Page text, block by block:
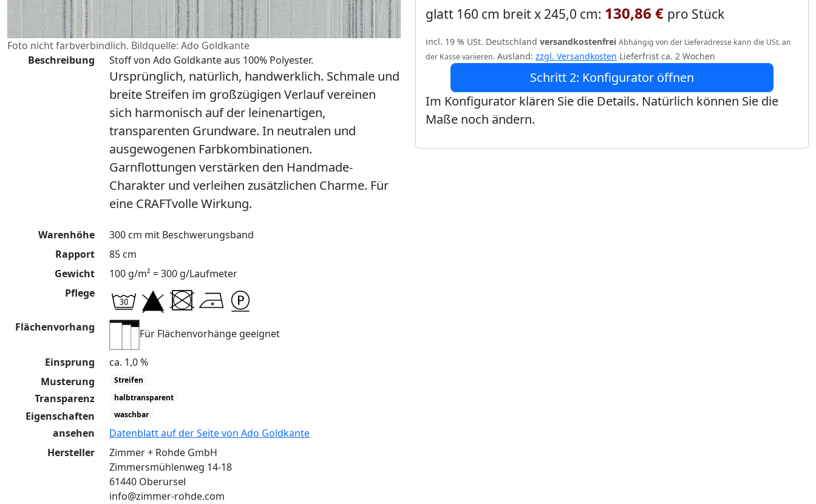
Foto nicht farbverbindlich. Bildquelle: Ado Goldkante
Beschreibung
Stoff von Ado Goldkante aus 100% Polyester.
Ursprünglich, natürlich, handwerklich. Schmale und
breite Streifen im großzügigen Verlauf vereinen
sich harmonisch auf der leinenartigen,
transparenten Grundware. In neutralen und
ausgewogenen Farbkombinationen.
Garnflottungen verstärken den Handmade-
Charakter und verleihen zusätzlichen Charme. Für
eine CRAFTvolle Wirkung.
Warenhöhe
300 cm mit Beschwerungsband
Rapport
85 cm
Gewicht
100 g/m² = 300 g/Laufmeter
Pflege
Flächenvorhang
Für Flächenvorhänge geeignet
Einsprung
ca. 1,0 %
Musterung
Streifen
Transparenz halbtransparent
Eigenschaften waschbar
ansehen
Datenblatt auf der Seite von Ado Goldkante
Hersteller
Zimmer + Rohde GmbH
Zimmersmühlenweg 14-18
61440 Oberursel
info@zimmer-rohde.com
glatt 160 cm breit x 245,0 cm: 130,86 € pro Stück
incl. 19 % USt. Deutschland versandkostenfrei Abhängig von der Lieferadresse kann die USt. an
der Kasse variieren. Ausland: zzgl. Versandkosten Lieferfrist ca. 2 Wochen
Schritt 2: Konfigurator öffnen
Im Konfigurator klären Sie die Details. Natürlich können Sie die
Maße noch ändern.